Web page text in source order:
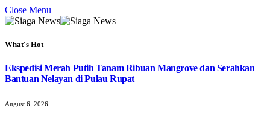
Close Menu
What's Hot
Ekspedisi Merah Putih Tanam Ribuan Mangrove dan Serahkan
Bantuan Nelayan di Pulau Rupat
August 6, 2026